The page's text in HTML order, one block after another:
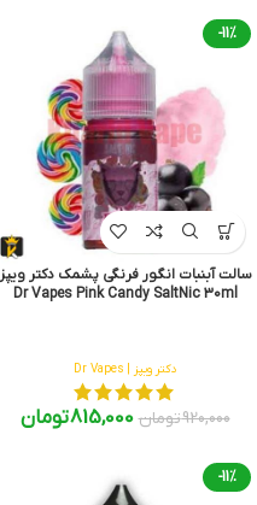
-11%
سالت آبنبات انگور فرنگی پشمک دکتر ویپز
Dr Vapes Pink Candy SaltNic 30ml
دکتر ویپز | Dr Vapes
920,000تومان 815,000تومان
-11%